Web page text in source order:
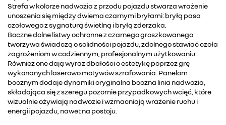
Strefa w kolorze nadwozia z przodu pojazdu stwarza wrażenie
unoszenia się między dwiema czarnymi bryłami: bryłą pasa
czołowego z sygnaturą świetlną i bryłą zderzaka.
Boczne dolne listwy ochronne z czarnego groszkowanego
tworzywa świadczą o solidności pojazdu, zdolnego stawiać czoła
zagrożeniom w codziennym, profesjonalnym użytkowaniu.
Również one dają wyraz dbałości o estetykę poprzez grę
wykonanych laserowo motywów szrafowania. Panelom
bocznym dodaje dynamiki oryginalna boczna linia nadwozia,
składająca się z szeregu pozornie przypadkowych wcięć, które
wizualnie ożywiają nadwozie i wzmacniają wrażenie ruchu i
energii pojazdu, nawet na postoju.